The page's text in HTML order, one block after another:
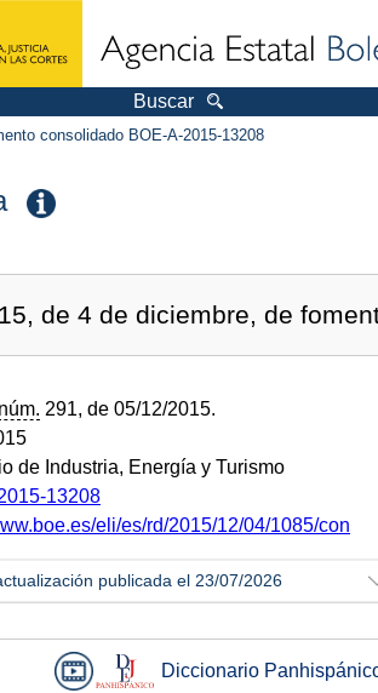
Buscar
consolidado BOE-A-2015-13208
de 4 de diciembre, de
núm. 291, de 05/12/2015.
de Industria, Energía y Turismo
13208
eli/es/rd/2015/12/04/1085/con
publicada el 23/07/2026
Diccionario